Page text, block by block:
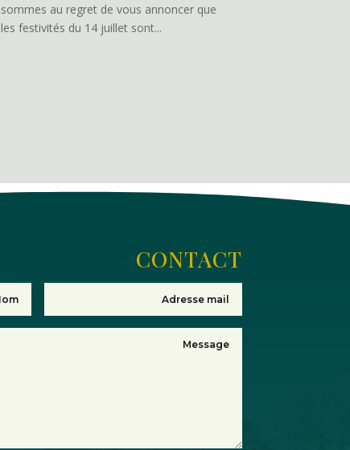
sommes au regret de vous annoncer que
les festivités du 14 juillet sont...
CONTACT